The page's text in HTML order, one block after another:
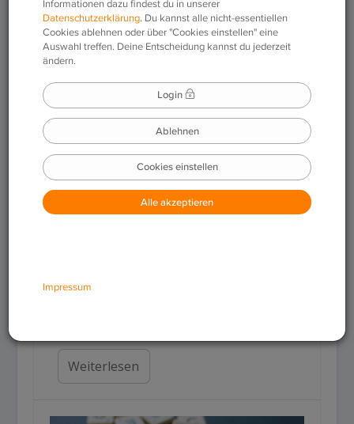
Wie viele Sprachen gibt es
auf der Welt?
Fakten der Sprache
Weltsprachen und spannende Fakten bei
Weiterlesen